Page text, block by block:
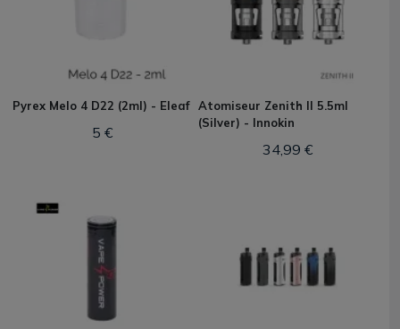
Pyrex Melo 4 D22 (2ml) - Eleaf
5 €
Atomiseur Zenith II 5.5ml
(Silver) - Innokin
34,99 €